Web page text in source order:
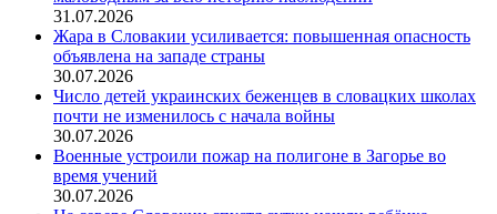
31.07.2026
Жара в Словакии усиливается: повышенная опасность
объявлена на западе страны
30.07.2026
Число детей украинских беженцев в словацких школах
почти не изменилось с начала войны
30.07.2026
Военные устроили пожар на полигоне в Загорье во
время учений
30.07.2026